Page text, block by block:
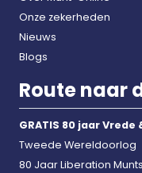
Onze zekerheden
Nieuws
Blogs
Route naar
GRATIS 80 jaar
Tweede Wereldoorlog
80 Jaar Liberation